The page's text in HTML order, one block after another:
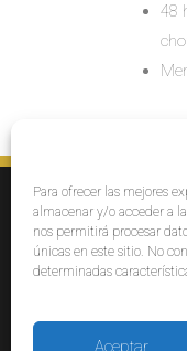
Para ofrecer las mejores
almacenar y/o acceder a
nos permitirá procesar
únicas en este sitio. No
determinadas
Aceptar
48